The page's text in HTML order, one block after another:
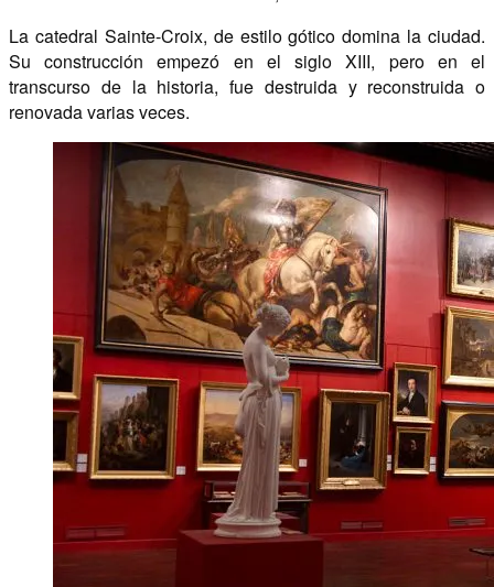
La catedral Sainte-Croix, de estilo gótico domina la ciudad.
Su construcción empezó en el siglo XIII, pero en el
transcurso de la historia, fue destruida y reconstruida o
renovada varias veces.